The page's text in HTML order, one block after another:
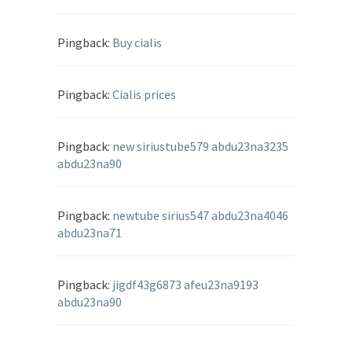
Pingback: Buy cialis
Pingback: Cialis prices
Pingback: new siriustube579 abdu23na3235
abdu23na90
Pingback: newtube sirius547 abdu23na4046
abdu23na71
Pingback: jigdf43g6873 afeu23na9193
abdu23na90